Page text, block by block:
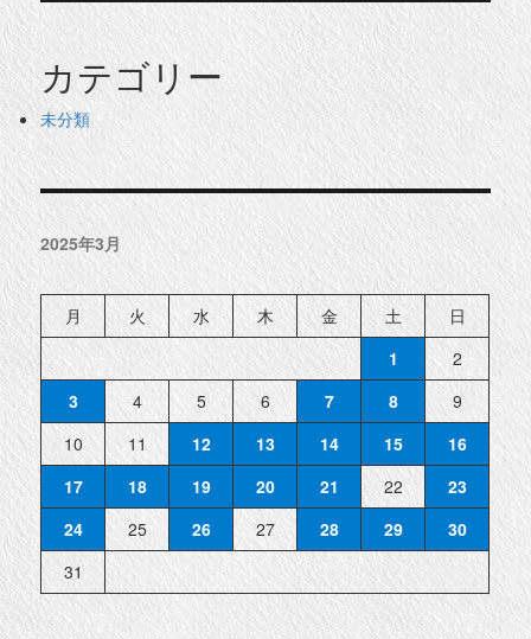
カテゴリー
未分類
2025年3月
月 火 水 木 金 土
日
1
2
3
4 5 6 7 8
9
10
11 12 13 14 15
16
17
18 19 20 21 22
23
24
25 26 27 28 29
30
31